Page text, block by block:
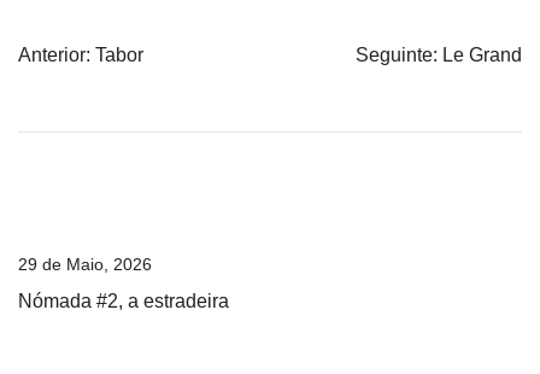
Navegação
Anterior: Tabor Seguinte: Le Grand
29 de Maio, 2026
Nómada #2, a estradeira